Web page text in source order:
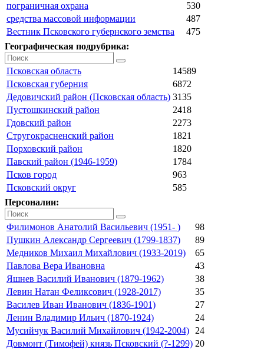
пограничная охрана
530
средства массовой информации
487
Вестник Псковского губернского земства
475
Географическая подрубрика:
Псковская область
14589
Псковская губерния
6872
Дедовичский район (Псковская область) 3135
Пустошкинский район
2418
Гдовский район
2273
Стругокрасненский район
1821
Порховский район
1820
Павский район (1946-1959)
1784
Псков город
963
Псковский округ
585
Персоналии:
Филимонов Анатолий Васильевич (1951- )
98
Пушкин Александр Сергеевич (1799-1837)
89
Медников Михаил Михайлович (1933-2019)
65
Павлова Вера Ивановна
43
Яшнев Василий Иванович (1879-1962)
38
Левин Натан Феликсович (1928-2017)
35
Василев Иван Иванович (1836-1901)
27
Ленин Владимир Ильич (1870-1924)
24
Мусийчук Василий Михайлович (1942-2004)
24
Довмонт (Тимофей) князь Псковский (?-1299) 20